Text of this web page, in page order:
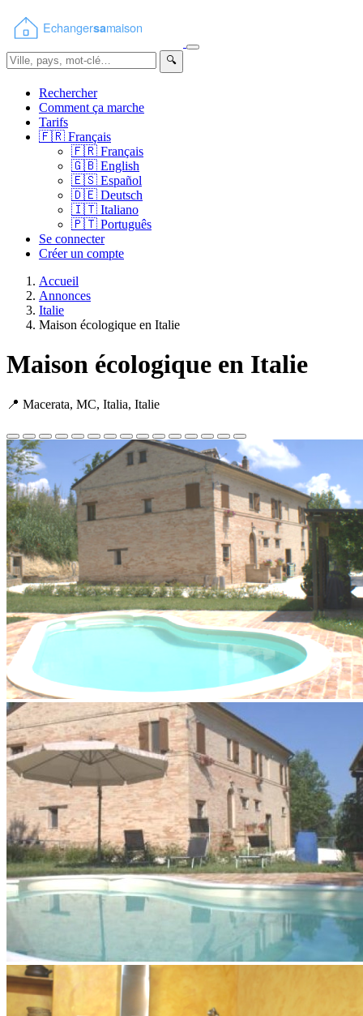
🔍
Rechercher
Comment ça marche
Tarifs
🇫🇷 Français
🇫🇷 Français
🇬🇧 English
🇪🇸 Español
🇩🇪 Deutsch
🇮🇹 Italiano
🇵🇹 Português
Se connecter
Créer un compte
Accueil
Annonces
Italie
Maison écologique en Italie
Maison écologique en Italie
📍 Macerata, MC, Italia, Italie